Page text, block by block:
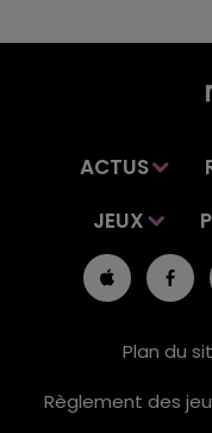
ACTUS
JEUX
Plan du
Règlement des